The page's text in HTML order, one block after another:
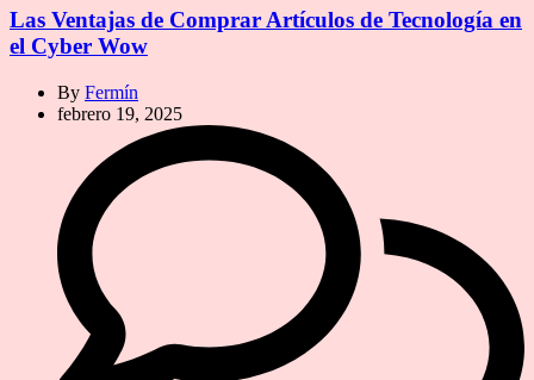
Las Ventajas de Comprar Artículos de Tecnología en
el Cyber Wow
By Fermín
febrero 19, 2025